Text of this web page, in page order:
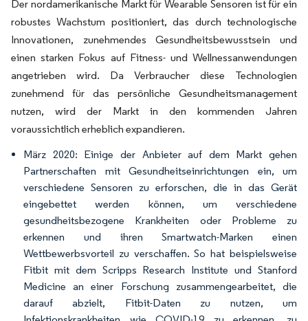
Der nordamerikanische Markt für Wearable Sensoren ist für ein
robustes Wachstum positioniert, das durch technologische
Innovationen, zunehmendes Gesundheitsbewusstsein und
einen starken Fokus auf Fitness- und Wellnessanwendungen
angetrieben wird. Da Verbraucher diese Technologien
zunehmend für das persönliche Gesundheitsmanagement
nutzen, wird der Markt in den kommenden Jahren
voraussichtlich erheblich expandieren.
März 2020: Einige der Anbieter auf dem Markt gehen
Partnerschaften mit Gesundheitseinrichtungen ein, um
verschiedene Sensoren zu erforschen, die in das Gerät
eingebettet werden können, um verschiedene
gesundheitsbezogene Krankheiten oder Probleme zu
erkennen und ihren Smartwatch-Marken einen
Wettbewerbsvorteil zu verschaffen. So hat beispielsweise
Fitbit mit dem Scripps Research Institute und Stanford
Medicine an einer Forschung zusammengearbeitet, die
darauf abzielt, Fitbit-Daten zu nutzen, um